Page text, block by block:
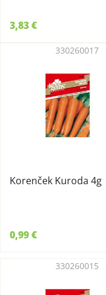
3,83 €
Korenček Kuroda 4g
330260017
0,99 €
330260015